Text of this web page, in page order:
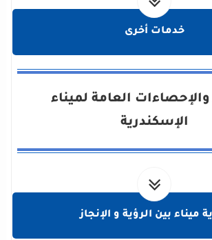
خدمات أخرى
والإحصاءات العامة لميناء
الإسكندرية
ميناء بين الرؤية و الإنجاز